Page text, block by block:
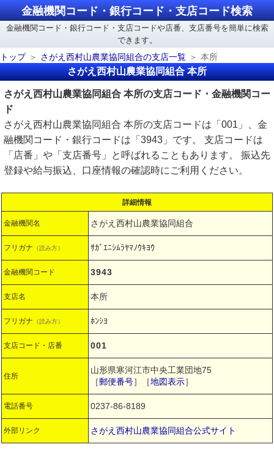
金融機関コード・銀行コード・支店コード検索
金融機関コード・銀行コード・支店コードや店番、支店番号を簡単に検索
できます。
トップ
さがえ西村山農業協同組合の支店一覧 本所
さがえ西村山農業協同組合 本所
さがえ西村山農業協同組合 本所の支店コード・金融機関コー
ド
さがえ西村山農業協同組合 本所の支店コードは「001」、金
融機関コード・銀行コードは「3943」です。 支店コードは
「店番」や「支店番号」と呼ばれることもあります。 振込先
登録や給与振込、口座情報の確認時にご利用ください。
詳細情報
金融機関名 さがえ西村山農業協同組合
フリガナ （読み方） ｻｶﾞｴﾆｼﾑﾗﾔﾏﾉｳｷﾖｳ
金融機関コード 3943
支店名 本所
フリガナ （読み方） ﾎﾝｼﾖ
支店コード・店番 001
住所
山形県寒河江市中央工業団地75
［郵便番号］［地図表示］
電話番号 0237-86-8189
外部リンク さがえ西村山農業協同組合公式サイト